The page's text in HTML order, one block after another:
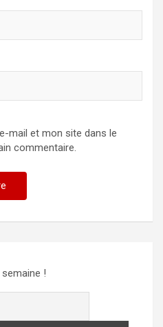
mail et mon site dans le
commentaire.
!